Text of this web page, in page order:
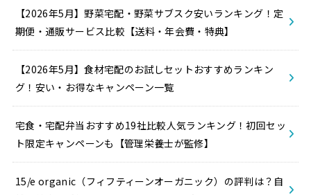
【2026年5月】野菜宅配・野菜サブスク安いランキング！定
期便・通販サービス比較【送料・年会費・特典】
【2026年5月】食材宅配のお試しセットおすすめランキン
グ！安い・お得なキャンペーン一覧
宅食・宅配弁当おすすめ19社比較人気ランキング！初回セッ
ト限定キャンペーンも【管理栄養士が監修】
15/e organic（フィフティーンオーガニック）の評判は？自